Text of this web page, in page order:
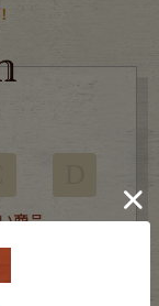
goods
bicycle
商品
ていただけます。